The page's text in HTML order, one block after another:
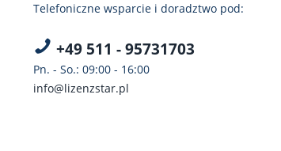
Telefoniczne wsparcie i doradztwo pod:
+49 511 - 95731703
Pn. - So.: 09:00 - 16:00
info@lizenzstar.pl